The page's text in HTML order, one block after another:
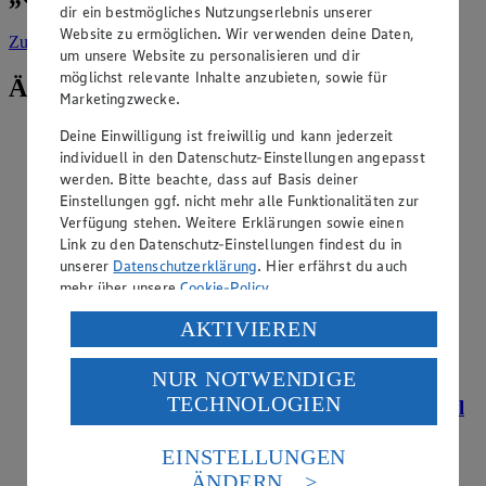
Zur Suchevorgefiltert nach Kategorie: Getränke
Ähnliche Inhalte
Was zeichnet die aus der Regent-Traube
hergestellten Weine aus?
Kategorie:Getränke
Bei der Rebsorte Regent handelt es sich um eine
Neuzüchtung, die 1967 durch eine Kreuzung der Sorten
Diana und Chambourcin kreiert wurde. Die aus den roten
beinahe südländische Süffigkeit und eine …
Warum wird fränkischer Wein im Bocksbeutel
abgefüllt?
dir ein bestmögliches Nutzungserlebnis unserer
Website zu ermöglichen. Wir verwenden deine Daten,
um unsere Website zu personalisieren und dir
möglichst relevante Inhalte anzubieten, sowie für
Marketingzwecke.
Deine Einwilligung ist freiwillig und kann jederzeit
individuell in den Datenschutz-Einstellungen angepasst
werden. Bitte beachte, dass auf Basis deiner
Einstellungen ggf. nicht mehr alle Funktionalitäten zur
Verfügung stehen. Weitere Erklärungen sowie einen
Link zu den Datenschutz-Einstellungen findest du in
unserer Datenschutzerklärung. Hier erfährst du auch
mehr über unsereCookie-Policy.
Verarbeitung deiner personenbezogenen Daten in den
USA durch Facebook und YouTube:
Wenn du auf „Aktivieren“ klickst, willigst du im Sinne
des Art. 49 Abs. 1 Satz 1 lit. a) DSGVO ein, dass deine
Daten in den USA verarbeitet werden. Der EuGH sieht
die USA als Land mit einem nach europäischen
Standards nicht angemessenen Datenschutzniveau an.
AKTIVIEREN
NUR NOTWENDIGE
TECHNOLOGIEN
EINSTELLUNGEN